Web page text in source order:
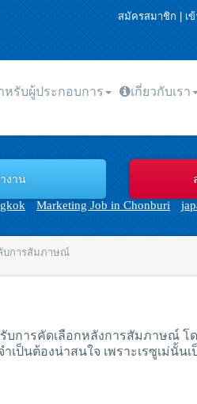
สมัครสมาชิก | เ
หรับผู้ประกอบการ เกี่ยวกับเรา
Marketing Job in Chonburi
บการสัมภาษณ์
การคัดเลือกหลังการสัมภาษณ์ โ
ป็นต้องน่าสนใจ เพราะเรซูเม่นั้น